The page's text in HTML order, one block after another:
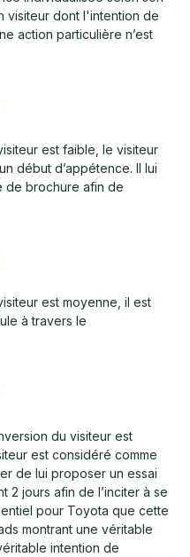
visiteur dont l'intention de
action particulière n’est
est faible, le visiteur
début d’appétence. Il lui
de brochure afin de
est moyenne, il est
à travers le
du visiteur est
est considéré comme
de lui proposer un essai
2 jours afin de l’inciter à se
pour Toyota que cette
montrant une véritable
intention de